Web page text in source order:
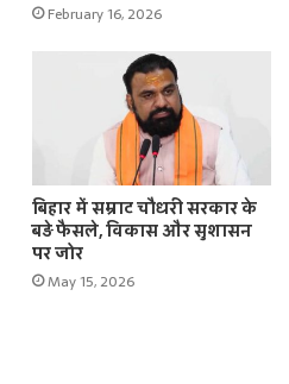
February 16, 2026
बिहार में सम्राट चौधरी सरकार के
बड़े फैसले, विकास और सुशासन
पर जोर
May 15, 2026